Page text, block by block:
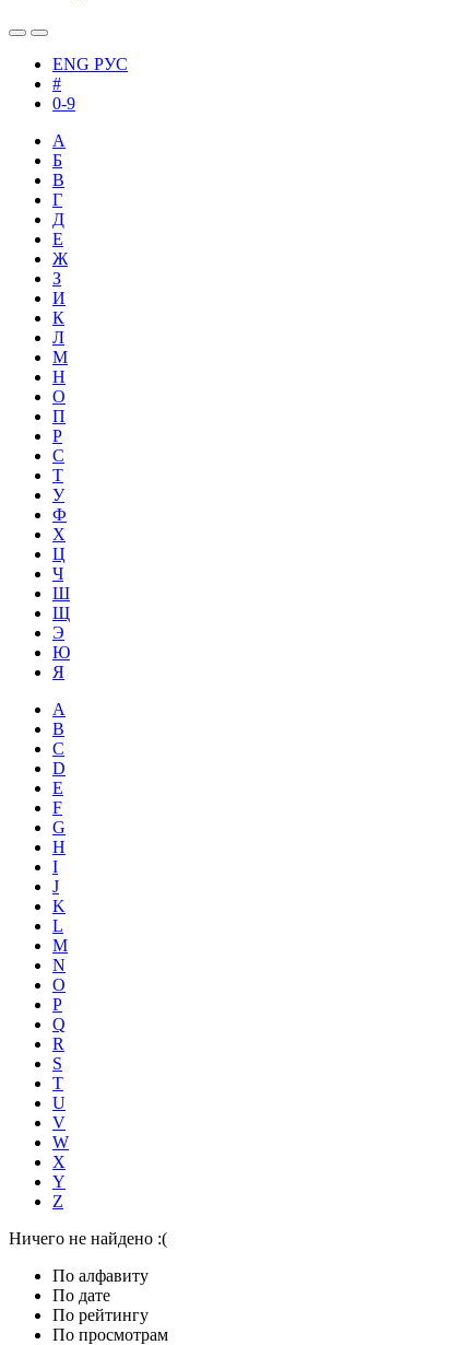
ENG РУС
#
0-9
А
Б
В
Г
Д
Е
Ж
З
И
К
Л
М
Н
О
П
Р
С
Т
У
Ф
Х
Ц
Ч
Ш
Щ
Э
Ю
Я
A
B
C
D
E
F
G
H
I
J
K
L
M
N
O
P
Q
R
S
T
U
V
W
X
Y
Z
Ничего не найдено :(
По алфавиту
По дате
По рейтингу
По просмотрам